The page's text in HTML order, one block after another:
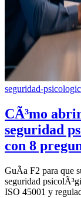
seguridad-
CÃ³mo
seguridad
con 8
GuÃ­a F2 para que
seguridad
ISO 45001 y